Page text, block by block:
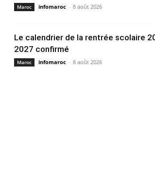
Maroc infomaroc - 8 août 2026
Le calendrier de la rentrée scolaire
2027 confirmé
Maroc infomaroc - 8 août 2026